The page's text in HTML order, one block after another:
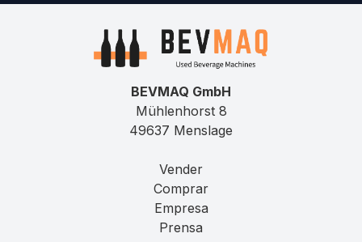
BEVMAQ GmbH
Mühlenhorst 8
49637 Menslage
Vender
Comprar
Empresa
Prensa